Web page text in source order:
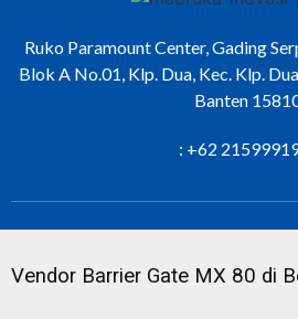
Ruko Paramount Center, Gading
Blok A No.01, Klp. Dua, Kec. Klp.
Banten
: +62
Vendor Barrier Gate MX 80 di